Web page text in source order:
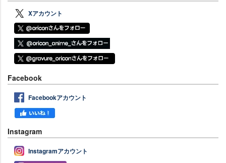
Xアカウント
Facebook
Facebookアカウント
Instagram
Instagramアカウント